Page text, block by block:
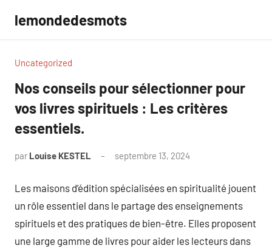
contenu
lemondedesmots
Uncategorized
Nos conseils pour sélectionner pour
vos livres spirituels : Les critères
essentiels.
par Louise KESTEL septembre 13, 2024
Les maisons d’édition spécialisées en spiritualité jouent
un rôle essentiel dans le partage des enseignements
spirituels et des pratiques de bien-être. Elles proposent
une large gamme de livres pour aider les lecteurs dans